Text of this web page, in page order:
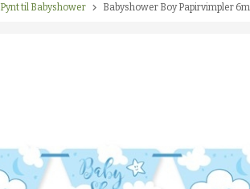
Pynt til Babyshower Babyshower Boy Papirvimpler 6m